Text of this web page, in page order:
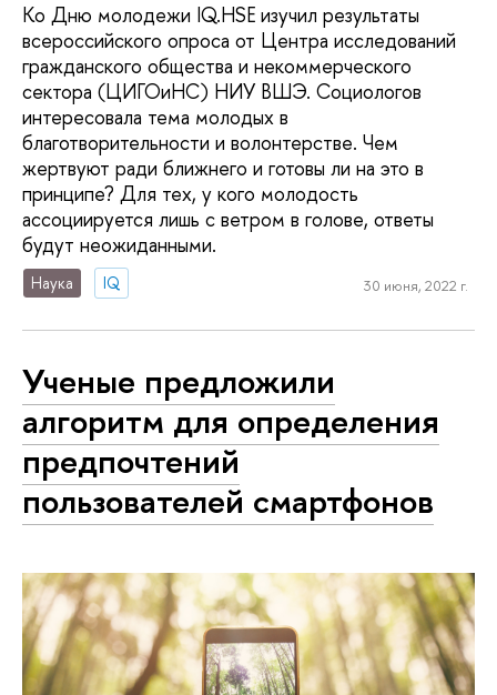
Ко Дню молодежи IQ.HSE изучил результаты
всероссийского опроса от Центра исследований
гражданского общества и некоммерческого
сектора (ЦИГОиНС) НИУ ВШЭ. Социологов
интересовала тема молодых в
благотворительности и волонтерстве. Чем
жертвуют ради ближнего и готовы ли на это в
принципе? Для тех, у кого молодость
ассоциируется лишь с ветром в голове, ответы
будут неожиданными.
Наука IQ 30 июня, 2022 г.
Ученые предложили
алгоритм для определения
предпочтений
пользователей смартфонов